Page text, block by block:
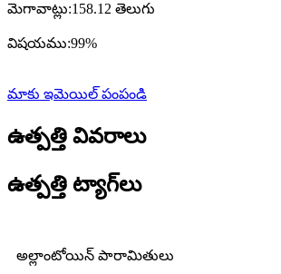
మెగావాట్లు:158.12 తెలుగు
విషయము:99%
మాకు ఇమెయిల్ పంపండి
ఉత్పత్తి వివరాలు
ఉత్పత్తి ట్యాగ్‌లు
అల్లాంటోయిన్ పారామితులు